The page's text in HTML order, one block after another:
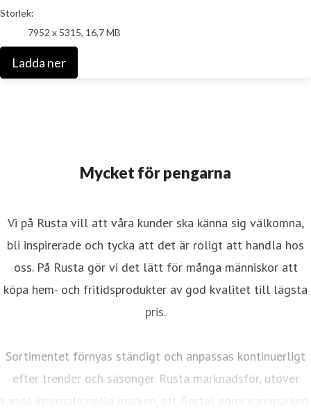
Storlek:
7952 x 5315, 16,7 MB
Ladda ner
Mycket för pengarna
Vi på Rusta vill att våra kunder ska känna sig välkomna,
bli inspirerade och tycka att det är roligt att handla hos
oss. På Rusta gör vi det lätt för många människor att
köpa hem- och fritidsprodukter av god kvalitet till lägsta
pris.
Sortimentet förnyas ständigt och anpassas kontinuerligt
efter trender och säsonger. Rusta marknadsför, utöver
kända internationella märken, ett flertal egna varumärken.